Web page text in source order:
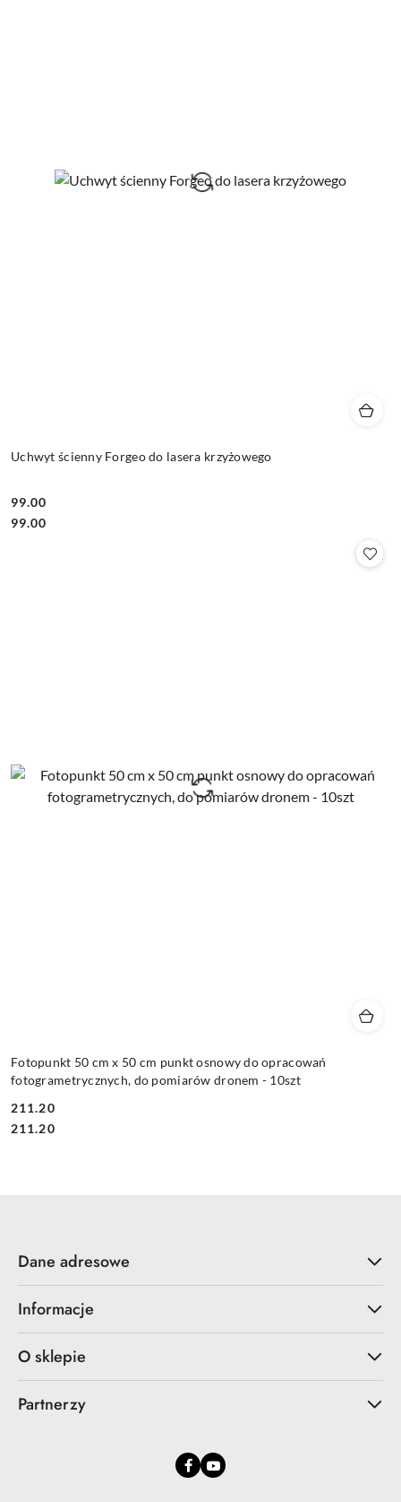
Uchwyt ścienny Forgeo do lasera krzyżowego
Cena:
99.00
Cena:
99.00
Fotopunkt 50 cm x 50 cm punkt osnowy do opracowań
fotogrametrycznych, do pomiarów dronem - 10szt
Cena:
211.20
Cena:
211.20
Dane adresowe
Informacje
O sklepie
Partnerzy